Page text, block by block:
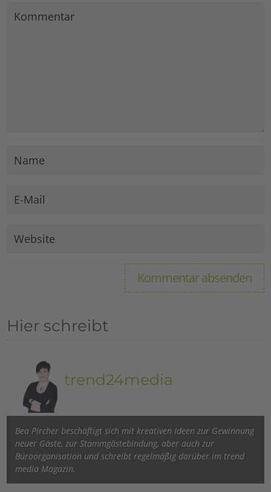
Hier schreibt
trend24media
Bea Pircher beschäftigt sich mit kreativen Ideen zur Gewinnung
neuer Gäste, zur Stammgästebindung, aber auch zur
Büroorganisation und schreibt regelmäßig darüber im trend
media Magazin.